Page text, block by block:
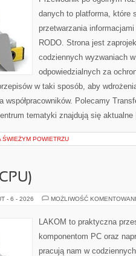
danych to platforma, które
przetwarzania
RODO. Strona jest
codziennych wyzwaniach
odpowiedzialnych za
w taki sposób, aby
współpracowników. Polecamy
tematyki znajdują się
ŚWIEŻYM POWIETRZU
- 6 - 2026 MOŻLIWOŚĆ
LAKOM to praktyczna
komponentom PC oraz
pracują nam w